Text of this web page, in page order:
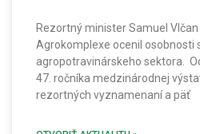
Rezortný minister Samuel
Agrokomplexe ocenil osobnosti
agropotravinárskeho sektora.
47. ročníka medzinárodnej
rezortných vyznamenaní a päť